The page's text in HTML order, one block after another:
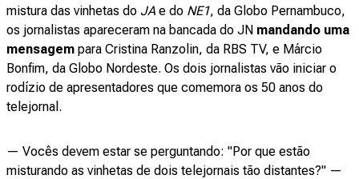
mistura das vinhetas do JA e do NE1, da Globo Pernambuco,
os jornalistas apareceram na bancada do JN mandando uma
mensagem para Cristina Ranzolin, da RBS TV, e Márcio
Bonfim, da Globo Nordeste. Os dois jornalistas vão iniciar o
rodízio de apresentadores que comemora os 50 anos do
telejornal.
— Vocês devem estar se perguntando: "Por que estão
misturando as vinhetas de dois telejornais tão distantes?" —